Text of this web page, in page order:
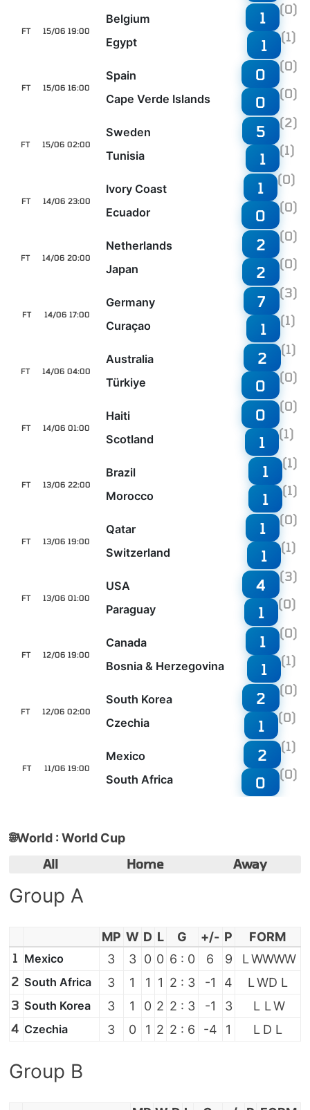
15/06 19:00
FT
Belgium
Egypt
1 (0)
1 (1)
15/06 16:00
FT
Spain
Cape Verde Islands
0 (0)
0 (0)
15/06 02:00
FT
Sweden
Tunisia
5 (2)
1 (1)
14/06 23:00
FT
Ivory Coast
Ecuador
1 (0)
0 (0)
14/06 20:00
FT
Netherlands
Japan
2 (0)
2 (0)
14/06 17:00
FT
Germany
Curaçao
7 (3)
1 (1)
14/06 04:00
FT
Australia
Türkiye
2 (1)
0 (0)
14/06 01:00
FT
Haiti
Scotland
0 (0)
1 (1)
13/06 22:00
FT
Brazil
Morocco
1 (1)
1 (1)
13/06 19:00
FT
Qatar
Switzerland
1 (0)
1 (1)
13/06 01:00
FT
USA
Paraguay
4 (3)
1 (0)
12/06 19:00
FT
Canada
Bosnia & Herzegovina
1 (0)
1 (1)
12/06 02:00
FT
South Korea
Czechia
2 (0)
1 (0)
11/06 19:00
FT
Mexico
South Africa
2 (1)
0 (0)
🌐World : World Cup
All Home Away
Group A
MP W D L G +/- P FORM
1 Mexico 3 3 0 0 6 : 0 6 9 LWWWW
2 South Africa 3 1 1 1 2 : 3 -1 4 LWD L
3 South Korea 3 1 0 2 2 : 3 -1 3 L LW
4 Czechia 3 0 1 2 2 : 6 -4 1 L D L
Group B